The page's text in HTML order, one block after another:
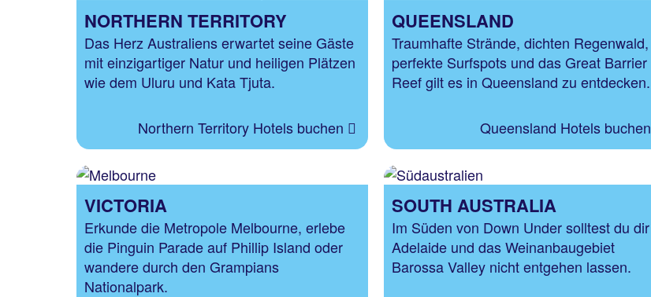
NORTHERN TERRITORY
Das Herz Australiens erwartet seine Gäste
mit einzigartiger Natur und heiligen Plätzen
wie dem Uluru und Kata Tjuta.
Northern Territory Hotels buchen
QUEENSLAND
Traumhafte Strände, dichten Regenwald,
perfekte Surfspots und das Great Barrier
Reef gilt es in Queensland zu entdecken.
Queensland Hotels buchen
VICTORIA
Erkunde die Metropole Melbourne, erlebe
die Pinguin Parade auf Phillip Island oder
wandere durch den Grampians
Nationalpark.
SOUTH AUSTRALIA
Im Süden von Down Under solltest du dir
Adelaide und das Weinanbaugebiet
Barossa Valley nicht entgehen lassen.